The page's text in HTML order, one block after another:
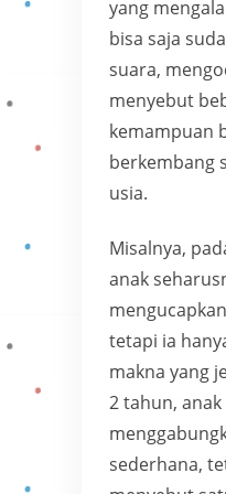
yang
bisa saja
suara,
menyebut
kemampuan
berkembang
usia.
Misalnya,
anak
tetapi ia
makna yang
2 tahun,
sederhana,